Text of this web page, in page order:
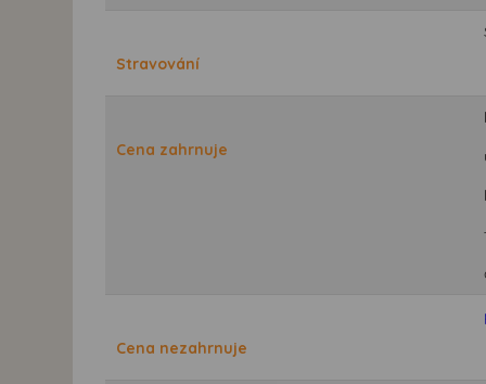
Stravování
Cena zahrnuje
Cena nezahrnuje